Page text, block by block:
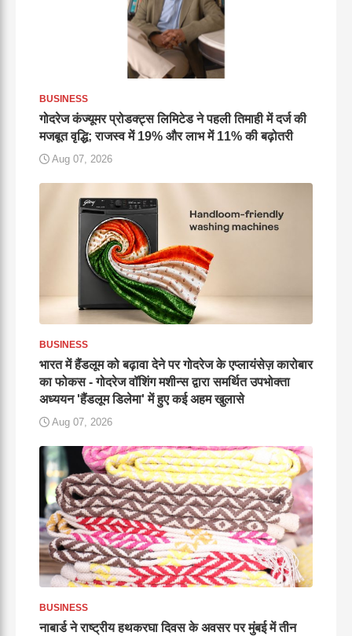
BUSINESS
गोदरेज कंज्यूमर प्रोडक्ट्स लिमिटेड ने पहली तिमाही में दर्ज की
मजबूत वृद्धि; राजस्व में 19% और लाभ में 11% की बढ़ोतरी
Aug 07, 2026
BUSINESS
भारत में हैंडलूम को बढ़ावा देने पर गोदरेज के एप्लायंसेज़ कारोबार
का फोकस - गोदरेज वॉशिंग मशीन्स द्वारा समर्थित उपभोक्ता
अध्ययन 'हैंडलूम डिलेमा' में हुए कई अहम खुलासे
Aug 07, 2026
BUSINESS
नाबार्ड ने राष्ट्रीय हथकरघा दिवस के अवसर पर मुंबई में तीन